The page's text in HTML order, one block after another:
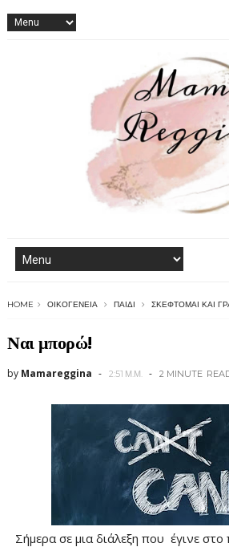
HOME ΟΙΚΟΓΈΝΕΙΑ ΠΑΙΔΊ ΣΚΈΦΤΟΜΑΙ ΚΑΙ
Ναι μπορώ!
by Mamareggina 2:51 Μ.Μ. 2 MINUTE
Σήμερα σε μια διάλεξη που έγινε στο